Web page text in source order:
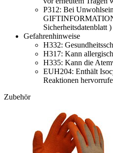
P312: Bei Unwohlsein
Sicherheitsdatenblatt
Gefahrenhinweise
H332:
H317: Kann
H335: Kann die
EUH204: Enthält
Reaktionen
Zubehör